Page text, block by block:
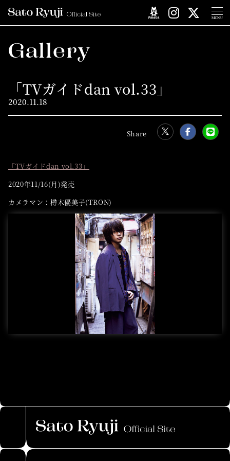
MENU
Gallery
「TVガイドdan vol.33」
2020.11.18
「TVガイドdan vol.33」
2020年11/16(月)発売
カメラマン：樽木優美子(TRON)